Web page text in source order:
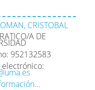
CRISTOBAL
A DE
952132583
electrónico: